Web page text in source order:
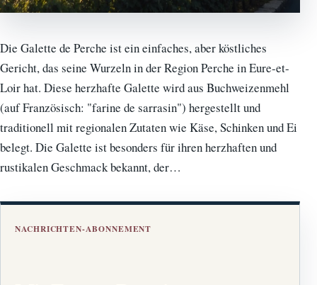
Die Galette de Perche ist ein einfaches, aber köstliches
Gericht, das seine Wurzeln in der Region Perche in Eure-et-
Loir hat. Diese herzhafte Galette wird aus Buchweizenmehl
(auf Französisch: "farine de sarrasin") hergestellt und
traditionell mit regionalen Zutaten wie Käse, Schinken und Ei
belegt. Die Galette ist besonders für ihren herzhaften und
rustikalen Geschmack bekannt, der…
NACHRICHTEN-ABONNEMENT